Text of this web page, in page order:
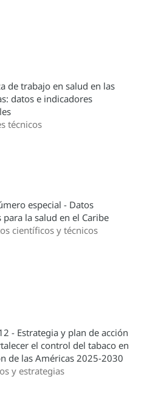
de trabajo en salud en las
datos e indicadores
técnicos
especial - Datos
para la salud en el Caribe
científicos y técnicos
- Estrategia y plan de acción
el control del tabaco en
de las Américas 2025-2030
y estrategias